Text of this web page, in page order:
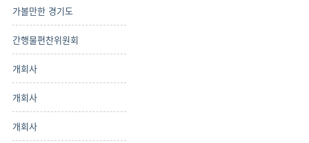
가볼만한 경기도
간행물편찬위원회
개회사
개회사
개회사